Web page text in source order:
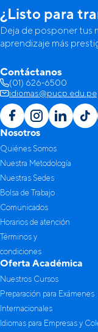
¿Listo para
Deja de posponer tus
aprendizaje más
Contáctanos
(01) 626-6500
idiomas@pucp.edu.pe
Nosotros
Quiénes Somos
Nuestra Metodología
Nuestras Sedes
Bolsa de Trabajo
Comunicados
Horarios de atención
Términos y
condiciones
Oferta Académica
Nuestros Cursos
Preparación para Exámenes
Internacionales
Idiomas para Empresas y